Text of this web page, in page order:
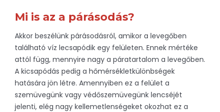
Mi is az a párásodás?
Akkor beszélünk párásodásról, amikor a levegőben
található víz lecsapódik egy felületen. Ennek mértéke
attól függ, mennyire nagy a páratartalom a levegőben.
A kicsapódás pedig a hőmérsékletkülönbségek
hatására jön létre. Amennyiben ez a felület a
szemüvegünk vagy védőszemüvegünk lencséjét
jelenti, elég nagy kellemetlenségeket okozhat ez a